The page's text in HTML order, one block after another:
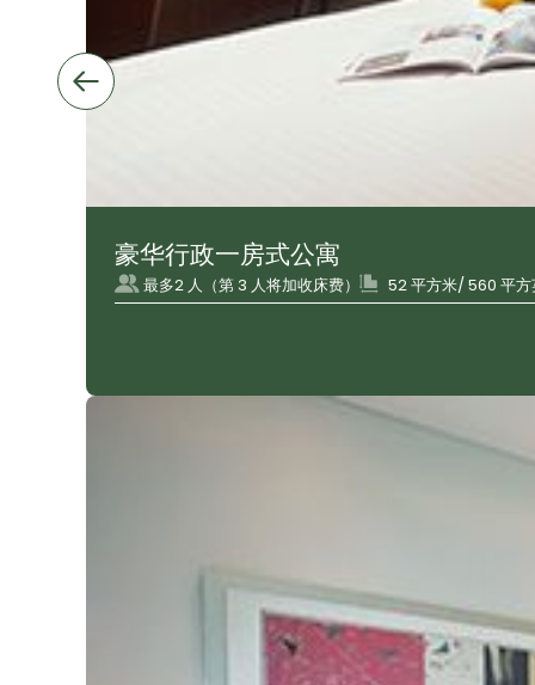
豪华行政一房式公寓
最多2 人（第 3 人将加收床费） 52 平方米/ 560 平方